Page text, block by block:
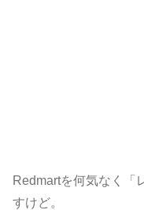
Redmartを何気なく「
すけど。